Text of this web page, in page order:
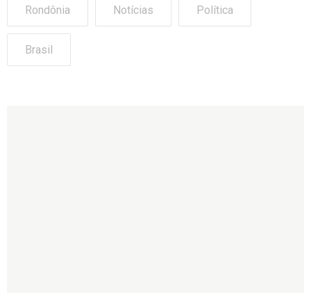
Rondônia Notícias Política
Brasil